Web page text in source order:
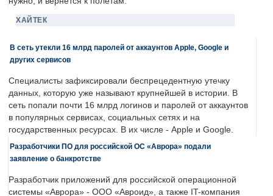
ХАЙТЕК
В сеть утекли 16 млрд паролей от аккаунтов Apple, Google и
других сервисов
Специалисты зафиксировали беспрецедентную утечку
данных, которую уже называют крупнейшей в истории. В
сеть попали почти 16 млрд логинов и паролей от аккаунтов
в популярных сервисах, социальных сетях и на
государственных ресурсах. В их числе - Apple и Google.
Разработчики ПО для российской ОС «Аврора» подали
заявление о банкротстве
Разработчик приложений для российской операционной
системы «Аврора» - ООО «Авроид», а также IT-компания